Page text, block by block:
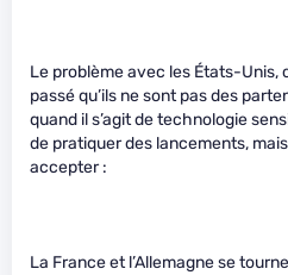
Le problème avec les États-Unis,
passé qu’ils ne sont pas des
quand il s’agit de technologie
de pratiquer des lancements,
accepter :
La France et l’Allemagne se